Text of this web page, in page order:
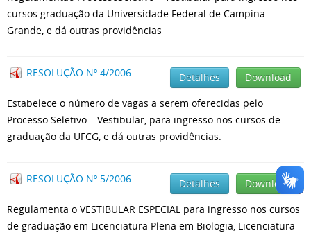
cursos graduação da Universidade Federal de Campina
Grande, e dá outras providências
RESOLUÇÃO Nº 4/2006 Download
Detalhes
Estabelece o número de vagas a serem oferecidas pelo
Processo Seletivo – Vestibular, para ingresso nos cursos de
graduação da UFCG, e dá outras providências.
RESOLUÇÃO Nº 5/2006 Download
Detalhes
Regulamenta o VESTIBULAR ESPECIAL para ingresso nos cursos
de graduação em Licenciatura Plena em Biologia, Licenciatura